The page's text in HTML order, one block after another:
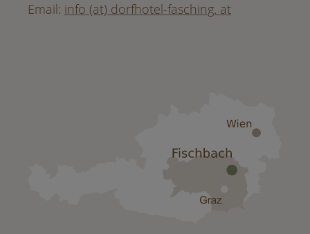
Email: info (at) dorfhotel-fasching. at